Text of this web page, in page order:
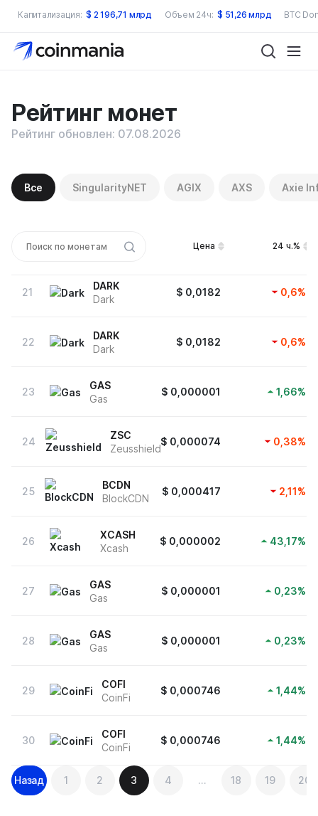
Капитализация: $ 2 196,71 млрд Объем 24ч: $ 51,26 млрд BTC
Рейтинг монет
Рейтинг обновлен: 07.08.2026
Все SingularityNET AGIX AXS Axie
Цена 24 ч.%
21
DARK
Dark
$ 0,0182 0,6%
22
DARK
Dark
$ 0,0182 0,6%
23
GAS
Gas
$ 0,000001 1,66%
24
ZSC
Zeusshield
$ 0,000074 0,38%
25
BCDN
BlockCDN
$ 0,000417 2,11%
26
XCASH
Xcash
$ 0,000002 43,17%
27
GAS
Gas
$ 0,000001 0,23%
28
GAS
Gas
$ 0,000001 0,23%
29
COFI
CoinFi
$ 0,000746 1,44%
30
COFI
CoinFi
$ 0,000746 1,44%
Навигация
по
Назад 1 2 3 4 … 18 19 20